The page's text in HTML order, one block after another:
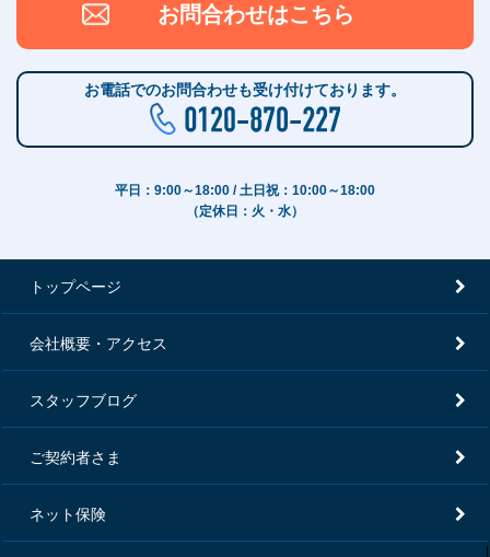
お問合わせはこちら
お電話でのお問合わせも受け付けております。
平日：9:00～18:00 / 土日祝：10:00～18:00
（定休日：火・水）
トップページ
会社概要・アクセス
スタッフブログ
ご契約者さま
ネット保険